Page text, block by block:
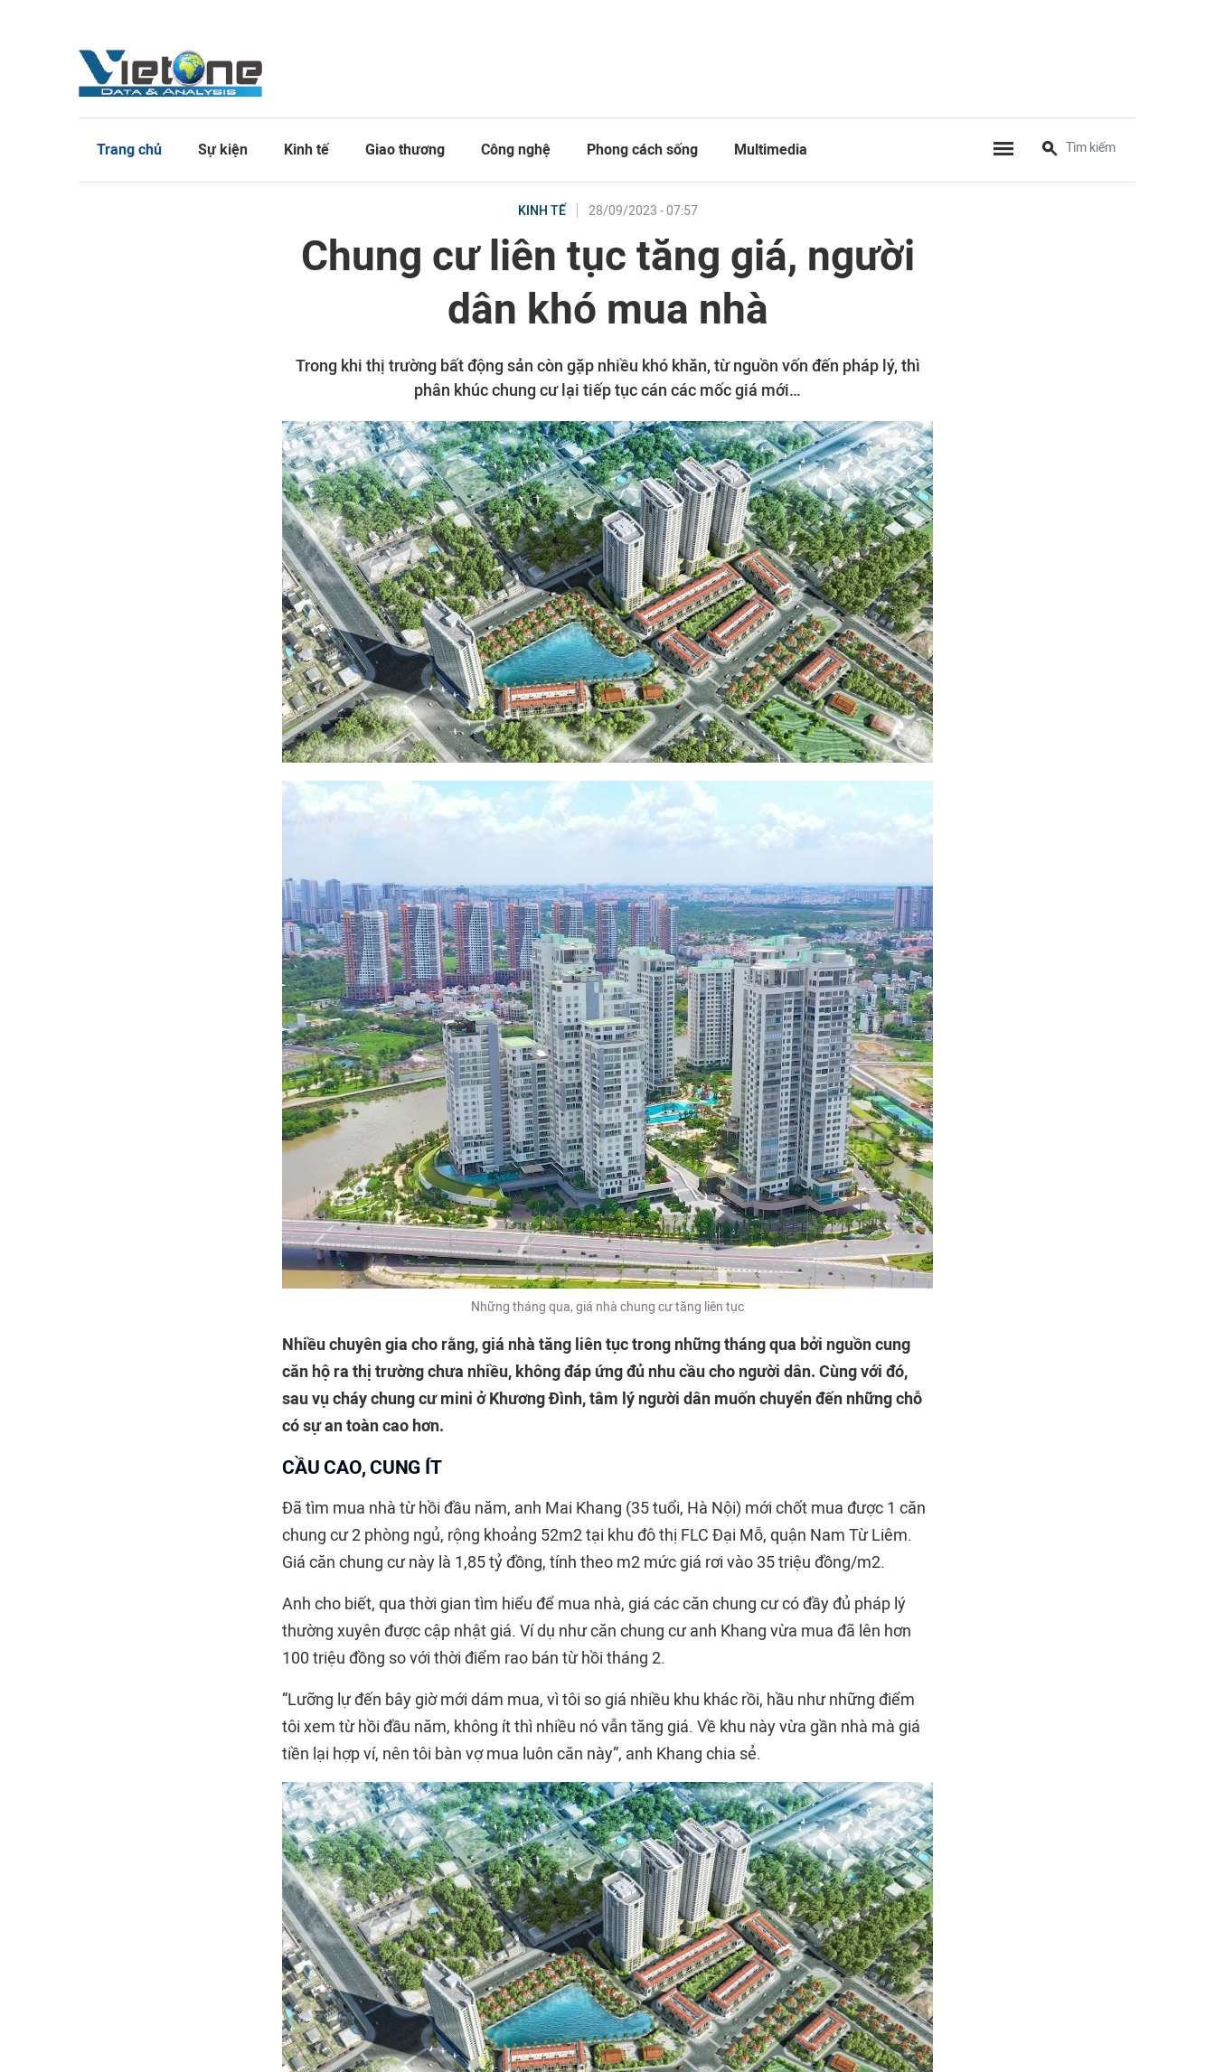
Trang chủ Sự kiện Kinh tế Giao thương Công nghệ Phong cách sống Multimedia
KINH TẾ 28/09/2023 - 07:57
Chung cư liên tục tăng giá, người
dân khó mua nhà
Trong khi thị trường bất động sản còn gặp nhiều khó khăn, từ nguồn vốn đến pháp lý, thì
phân khúc chung cư lại tiếp tục cán các mốc giá mới…
Những tháng qua, giá nhà chung cư tăng liên tục
Nhiều chuyên gia cho rằng, giá nhà tăng liên tục trong những tháng qua bởi nguồn cung
căn hộ ra thị trường chưa nhiều, không đáp ứng đủ nhu cầu cho người dân. Cùng với đó,
sau vụ cháy chung cư mini ở Khương Đình, tâm lý người dân muốn chuyển đến những chỗ
có sự an toàn cao hơn.
CẦU CAO, CUNG ÍT
Đã tìm mua nhà từ hồi đầu năm, anh Mai Khang (35 tuổi, Hà Nội) mới chốt mua được 1 căn
chung cư 2 phòng ngủ, rộng khoảng 52m2 tại khu đô thị FLC Đại Mỗ, quận Nam Từ Liêm.
Giá căn chung cư này là 1,85 tỷ đồng, tính theo m2 mức giá rơi vào 35 triệu đồng/m2.
Anh cho biết, qua thời gian tìm hiểu để mua nhà, giá các căn chung cư có đầy đủ pháp lý
thường xuyên được cập nhật giá. Ví dụ như căn chung cư anh Khang vừa mua đã lên hơn
100 triệu đồng so với thời điểm rao bán từ hồi tháng 2.
“Lưỡng lự đến bây giờ mới dám mua, vì tôi so giá nhiều khu khác rồi, hầu như những điểm
tôi xem từ hồi đầu năm, không ít thì nhiều nó vẫn tăng giá. Về khu này vừa gần nhà mà giá
tiền lại hợp ví, nên tôi bàn vợ mua luôn căn này”, anh Khang chia sẻ.